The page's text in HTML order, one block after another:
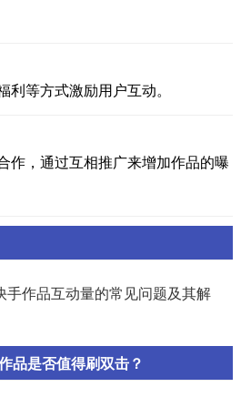
等方式激励用户互动。
作，通过互相推广来增加作品的曝
手作品互动量的常见问题及其解
品是否值得刷双击？